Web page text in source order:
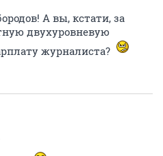
А вы, кстати, за
двухуровневую
журналиста?